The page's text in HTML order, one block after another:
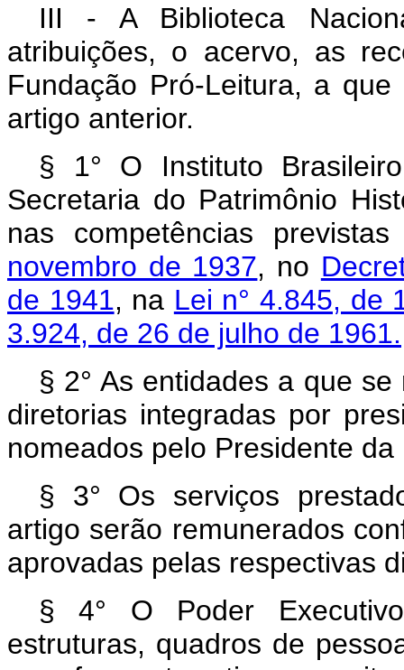
III - A Biblioteca
atribuições, o acervo, as
Fundação Pró-Leitura, a
artigo anterior.
§ 1° O Instituto
Secretaria do Patrimônio
nas competências
novembro de 1937, no
de 1941, na Lei n° 4.845, de
3.924, de 26 de julho de 1961.
§ 2° As entidades a que
diretorias integradas por
nomeados pelo Presidente da
§ 3° Os serviços
artigo serão remunerados
aprovadas pelas respectivas
§ 4° O Poder
estruturas, quadros de